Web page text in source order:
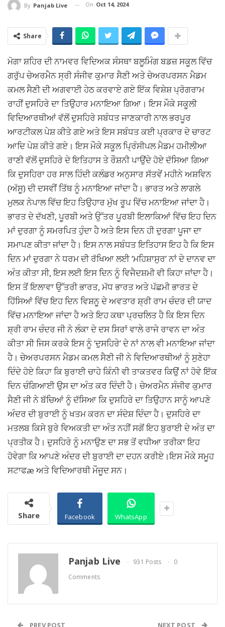
By Panjab Live On Oct 14, 2024
Share
ਮੋਗਾ ਸ਼ਹਿਰ ਦੀ ਨਾਮਵਰ ਵਿਦਿਅਕ ਸੰਸਥਾ ਬਲੂਮਿੰਗ ਬਡਜ਼ ਸਕੂਲ ਵਿੱਚ
ਗਰੁੱਪ ਚੇਅਰਮੈਨ ਸ੍ਰੀ ਸੰਜੀਵ ਕੁਮਾਰ ਸੈਣੀ ਅਤੇ ਚੇਅਰਪਰਸਨ ਮੈਡਮ
ਕਮਲ ਸੈਣੀ ਦੀ ਅਗਵਾਈ ਹੇਠ ਕਰਵਾਏ ਗਏ ਇੱਕ ਵਿਸ਼ੇਸ਼ ਪ੍ਰੋਗਰਾਮ
ਰਾਹੀਂ ਦੁਸਹਿਰੇ ਦਾ ਤਿਉਹਾਰ ਮਨਾਇਆ ਗਿਆ। ਇਸ ਮੌਕੇ ਸਕੂਲੀ
ਵਿਦਿਆਰਥੀਆਂ ਵੱਲੋਂ ਦੁਸਹਿਰੇ ਸਬੰਧਤ ਜਾਣਕਾਰੀ ਨਾਲ ਭਰਪੂਰ
ਆਰਟੀਕਲ ਪੇਸ਼ ਕੀਤੇ ਗਏ ਅਤੇ ਇਸ ਸਬੰਧਤ ਕਈ ਪ੍ਰਕਾਰ ਦੇ ਚਾਰਟ
ਆਦਿ ਪੇਸ਼ ਕੀਤੇ ਗਏ। ਇਸ ਮੌਕੇ ਸਕੂਲ ਪ੍ਰਿੰਸੀਪਲ ਮੈਡਮ ਹਮੀਲੀਆ
ਰਾਣੀ ਵੱਲੋਂ ਦੁਸਹਿਰੇ ਦੇ ਇਤਿਹਾਸ ਤੇ ਰੌਸ਼ਨੀ ਪਾਉਂਦੇ ਹੋਏ ਦੱਸਿਆ ਗਿਆ
ਕਿ ਦੁਸਹਿਰਾ ਹਰ ਸਾਲ ਹਿੰਦੀ ਕਲੰਡਰ ਅਨੁਸਾਰ ਸੱਤਵੇਂ ਮਹੀਨੇ ਅਸ਼ਵਿਨ
(ਅੱਸੂ) ਦੀ ਦਸਵੀਂ ਤਿੱਥ ਨੂੰ ਮਨਾਇਆ ਜਾਂਦਾ ਹੈ। ਭਾਰਤ ਅਤੇ ਲਾਗਲੇ
ਮੁਲਕ ਨੇਪਾਲ ਵਿੱਚ ਇਹ ਤਿਉਹਾਰ ਮੁੱਖ ਰੂਪ ਵਿੱਚ ਮਨਾਇਆ ਜਾਂਦਾ ਹੈ।
ਭਾਰਤ ਦੇ ਦੱਖਣੀ, ਪੂਰਬੀ ਅਤੇ ਉੱਤਰ ਪੂਰਬੀ ਇਲਾਕਿਆਂ ਵਿੱਚ ਇਹ ਦਿਨ
ਮਾਂ ਦੁਰਗਾ ਨੂੰ ਸਮਰਪਿਤ ਹੁੰਦਾ ਹੈ ਅਤੇ ਇਸ ਦਿਨ ਹੀ ਦੁਰਗਾ ਪੂਜਾ ਦਾ
ਸਮਾਪਣ ਕੀਤਾ ਜਾਂਦਾ ਹੈ। ਇਸ ਨਾਲ ਸਬੰਧਤ ਇਤਿਹਾਸ ਇਹ ਹੈ ਕਿ ਇਸ
ਦਿਨ ਮਾਂ ਦੁਰਗਾ ਨੇ ਧਰਮ ਦੀ ਰੱਖਿਆ ਲਈ ‘ਮਹਿਸ਼ਾਸੁਰ’ ਨਾਂ ਦੇ ਦਾਨਵ ਦਾ
ਅੰਤ ਕੀਤਾ ਸੀ, ਇਸ ਲਈ ਇਸ ਦਿਨ ਨੂੰ ਵਿਜੈਦਸ਼ਮੀ ਵੀ ਕਿਹਾ ਜਾਂਦਾ ਹੈ।
ਇਸ ਤੋਂ ਇਲਾਵਾ ਉੱਤਰੀ ਭਾਰਤ, ਮੱਧ ਭਾਰਤ ਅਤੇ ਪੱਛਮੀ ਭਾਰਤ ਦੇ
ਹਿੱਸਿਆਂ ਵਿੱਚ ਇਹ ਦਿਨ ਵਿਸ਼ਨੂ ਦੇ ਅਵਤਾਰ ਸ਼੍ਰੀ ਰਾਮ ਚੰਦਰ ਦੀ ਯਾਦ
ਵਿੱਚ ਮਨਾਇਆ ਜਾਂਦਾ ਹੈ ਅਤੇ ਇਹ ਕਥਾ ਪ੍ਰਚਲਿਤ ਹੈ ਕਿ ਇਸ ਦਿਨ
ਸ਼੍ਰੀ ਰਾਮ ਚੰਦਰ ਜੀ ਨੇ ਲੰਕਾ ਦੇ ਦਸ ਸਿਰਾਂ ਵਾਲੇ ਰਾਜੇ ਰਾਵਨ ਦਾ ਅੰਤ
ਕੀਤਾ ਸੀ ਜਿਸ ਕਰਕੇ ਇਸ ਨੂੰ ‘ਦੁਸਹਿਰੇ’ ਦੇ ਨਾਂ ਨਾਲ ਵੀ ਮਨਾਇਆ ਜਾਂਦਾ
ਹੈ। ਚੇਅਰਪਰਸਨ ਮੈਡਮ ਕਮਲ ਸੈਣੀ ਜੀ ਨੇ ਵਿਦਿਆਰਥੀਆਂ ਨੂੰ ਸੁਣੇਹਾ
ਦਿੰਦੇ ਹੋਏ ਕਿਹਾ ਕਿ ਬੁਰਾਈ ਚਾਹੇ ਕਿੰਨੀ ਵੀ ਤਾਕਤਵਰ ਕਿਉਂ ਨਾਂ ਹੋਵੇ ਇੱਕ
ਦਿਨ ਚੰਗਿਆਈ ਉਸ ਦਾ ਅੰਤ ਕਰ ਦਿੰਦੀ ਹੈ। ਚੇਅਰਮੈਨ ਸੰਜੀਵ ਕੁਮਾਰ
ਸੈਣੀ ਜੀ ਨੇ ਬੱਚਿਆਂ ਨੂੰ ਦੱਸਿਆ ਕਿ ਦੁਸਹਿਰੇ ਦਾ ਤਿਉਹਾਨ ਸਾਨੂੰ ਆਪਣੇ
ਅੰਦਰ ਦੀ ਬੁਰਾਈ ਨੂੰ ਖਤਮ ਕਰਨ ਦਾ ਸੰਦੇਸ਼ ਦਿੰਦਾ ਹੈ। ਦੁਸਹਿਰੇ ਦਾ
ਮਤਲਬ ਕਿਸੇ ਬੁਰੇ ਵਿਅਕਤੀ ਦਾ ਅੰਤ ਨਹੀਂ ਸਗੋਂ ਇਹ ਬੁਰਾਈ ਦੇ ਅੰਤ ਦਾ
ਪ੍ਰਤੀਕ ਹੈ। ਦੁਸਹਿਰੇ ਨੂੰ ਮਨਾਉਣ ਦਾ ਸਭ ਤੋਂ ਵਧੀਆ ਤਰੀਕਾ ਇਹ
ਹੋਵੇਗਾ ਕਿ ਆਪਣੇ ਅੰਦਰ ਦੀ ਬੁਰਾਈ ਦਾ ਦਹਨ ਕਰੀਏ।ਇਸ ਮੌਕੇ ਸਮੂਹ
ਸਟਾਫæ ਅਤੇ ਵਿਦਿਆਰਥੀ ਮੌਜੂਦ ਸਨ।
Share Facebook WhatsApp
Panjab Live 931 Posts
0
Comments
PREV POST NEXT POST